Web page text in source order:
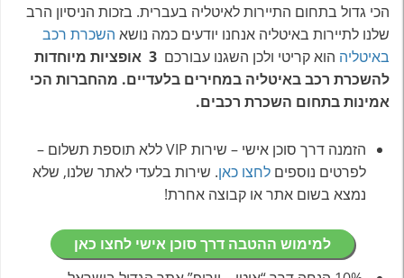
הכי גדול בתחום התיירות לאיטליה בעברית. בזכות הניסיון הרב
שלנו לתיירות באיטליה אנחנו יודעים כמה נושא השכרת רכב
באיטליה הוא קריטי ולכן השגנו עבורכם
3 אופציות מיוחדות
להשכרת רכב באיטליה במחירים בלעדיים. מהחברות הכי
אמינות בתחום השכרת רכבים.
הזמנה דרך סוכן אישי – שירות VIP ללא תוספת תשלום –
לפרטים נוספים לחצו כאן. שירות בלעדי לאתר שלנו, שלא
נמצא בשום אתר או קבוצה אחרת!
למימוש ההטבה דרך סוכן אישי לחצו כאן